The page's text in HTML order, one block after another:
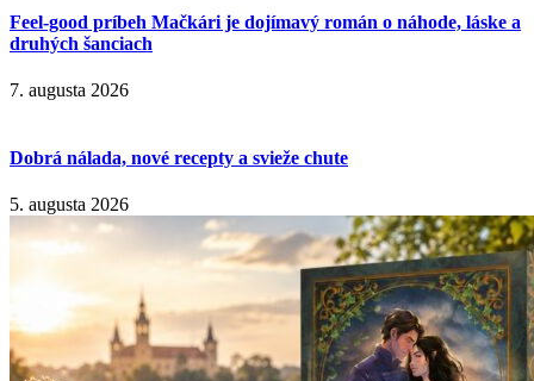
Feel-good príbeh Mačkári je dojímavý román o náhode, láske a
druhých šanciach
7. augusta 2026
Dobrá nálada, nové recepty a svieže chute
5. augusta 2026